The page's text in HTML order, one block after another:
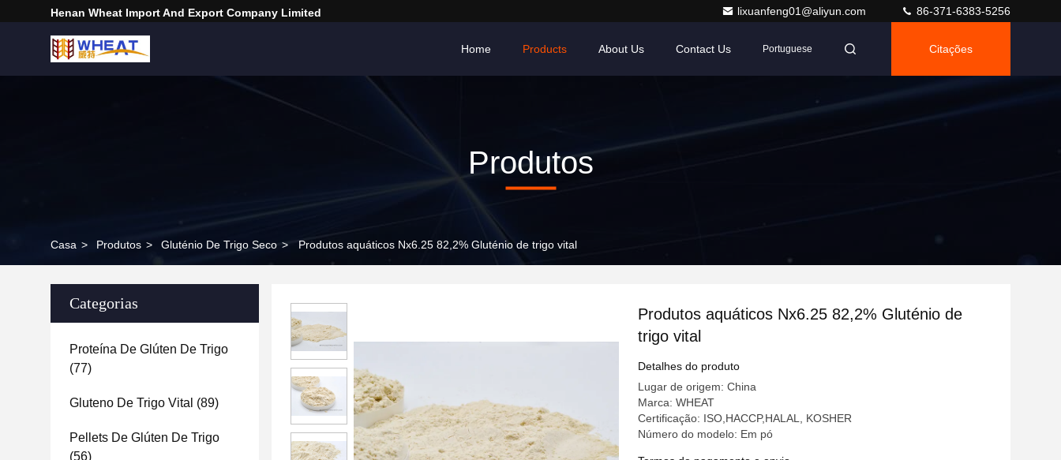
Henan Wheat Import And Export Company Limited lixuanfeng01@aliyun.com 86-371-6383-5256
Home Products About Us Contact Us Portuguese Citações
Produtos
Casa > Produtos > Gluténio De Trigo Seco > Produtos aquáticos Nx6.25 82,2% Gluténio de trigo vital
Categorias
Proteína De Glúten De Trigo
(77)
Gluteno De Trigo Vital (89)
Pellets De Glúten De Trigo
(56)
Produtos aquáticos Nx6.25 82,2% Gluténio de
trigo vital
Detalhes do produto
Lugar de origem: China
Marca: WHEAT
Certificação: ISO,HACCP,HALAL, KOSHER
Número do modelo: Em pó